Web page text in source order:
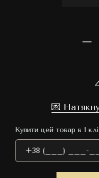
💌
Купити цей товар в 1